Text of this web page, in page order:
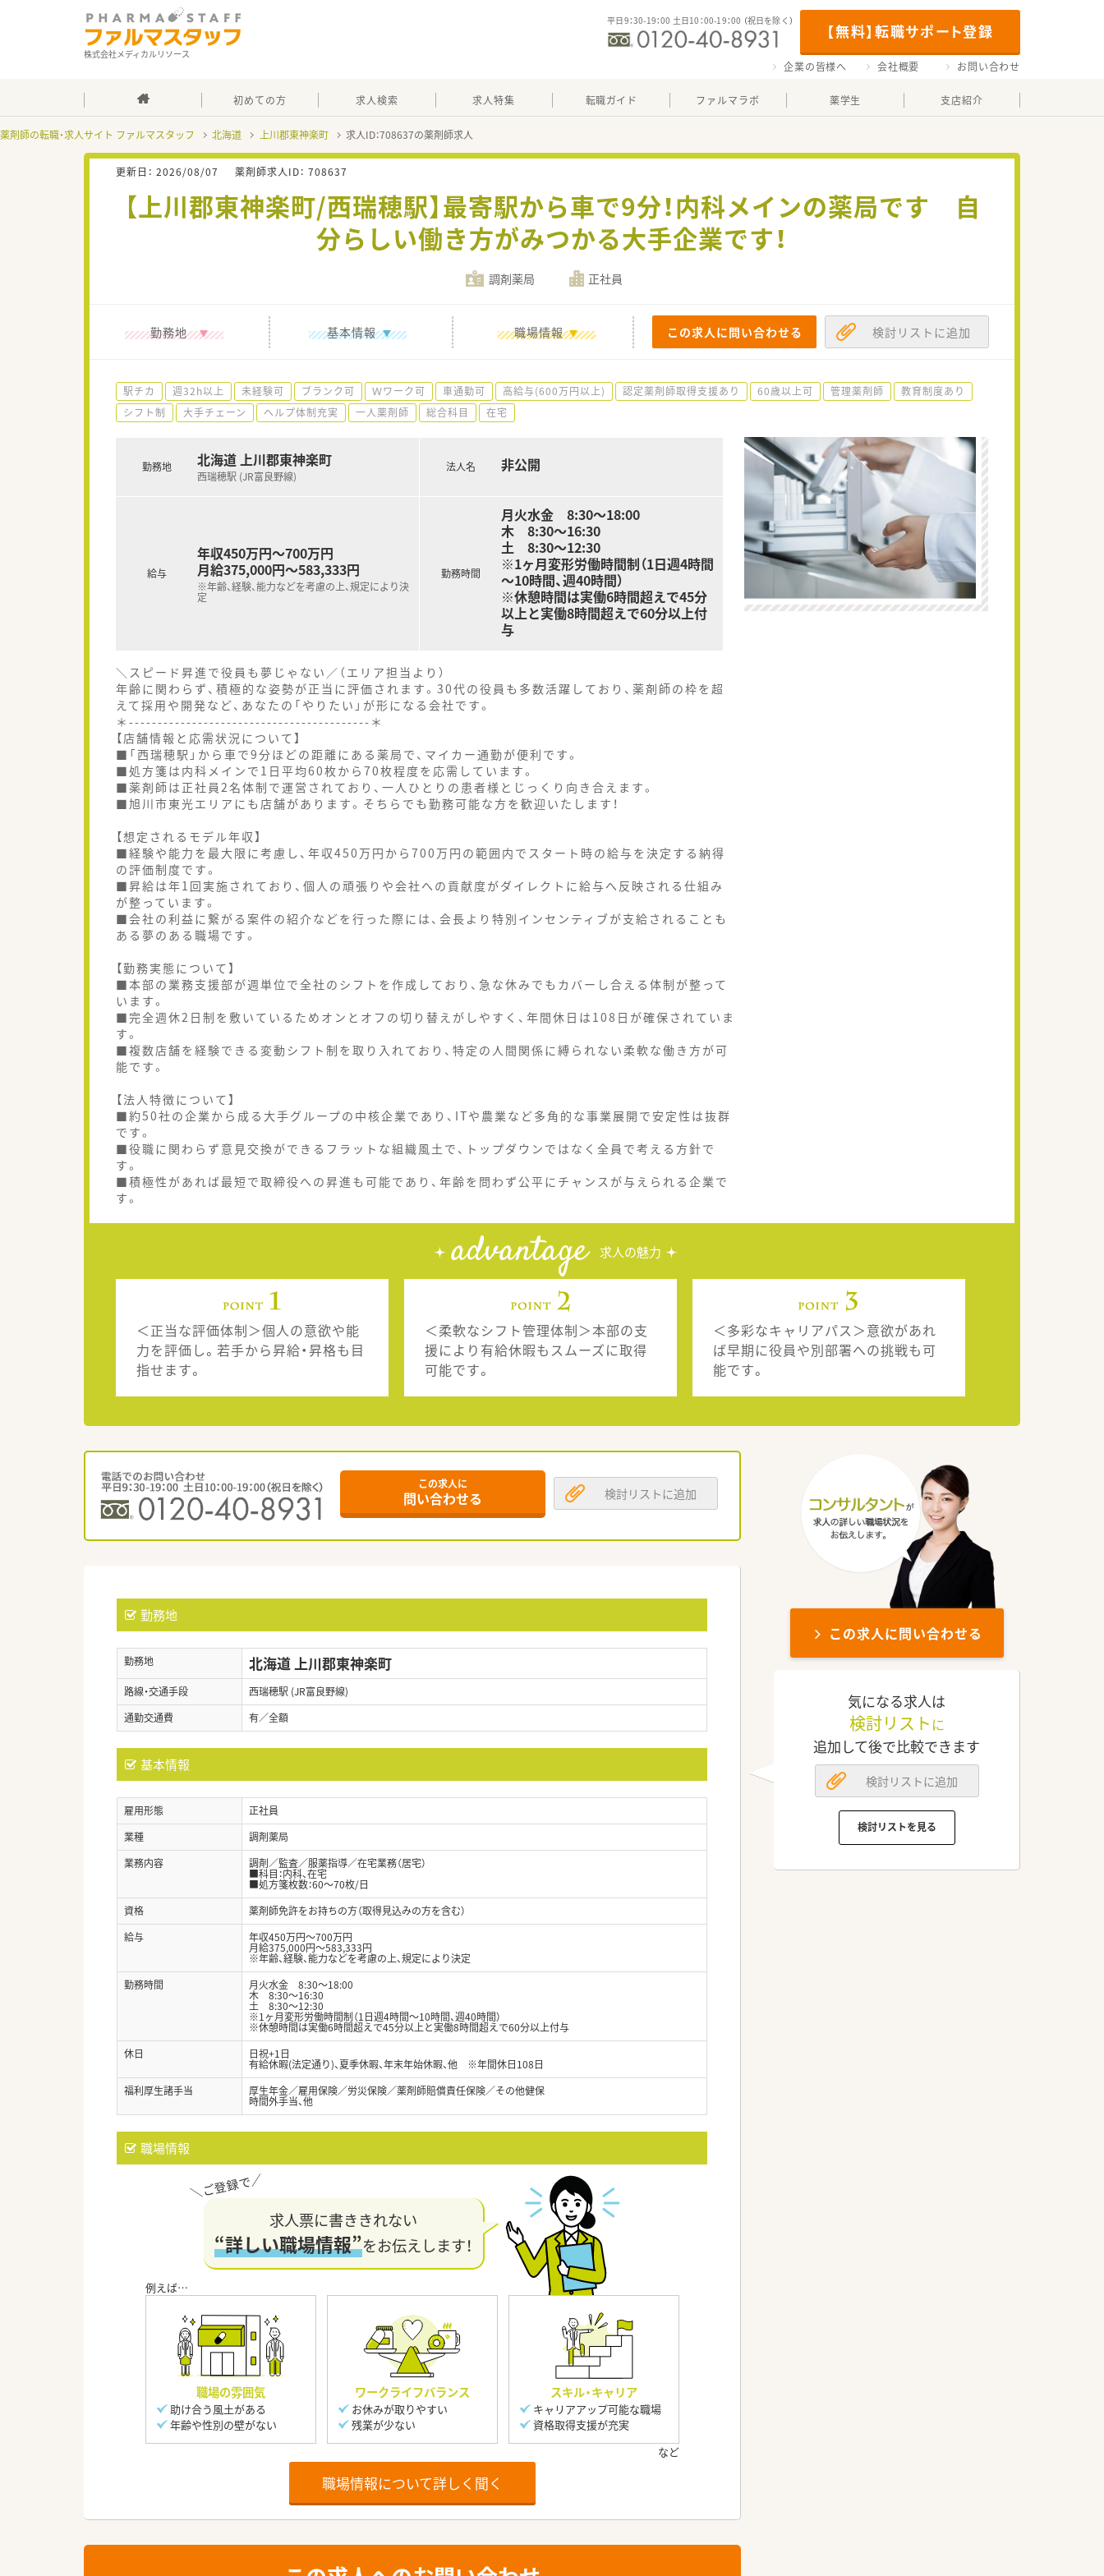
株式会社メディカルリソース
【無料】転職サポート登録
平日9：30-19：00 土日10：00-19：00 （祝日を除く）
企業の皆様へ 会社概要 お問い合わせ
初めての方 求人検索 求人特集 転職ガイド ファルマラボ 薬学生 支店紹介
薬剤師の転職・求人サイト ファルマスタッフ 北海道 上川郡東神楽町 求人ID：708637の薬剤師求人
更新日： 2026/08/07 薬剤師求人ID： 708637
【上川郡東神楽町/西瑞穂駅】最寄駅から車で9分！内科メインの薬局です 自
分らしい働き方がみつかる大手企業です！
調剤薬局 正社員
勤務地 基本情報 職場情報 この求人に問い合わせる 検討リストに追加
駅チカ 週32h以上 未経験可 ブランク可 Ｗワーク可 車通勤可 高給与(600万円以上) 認定薬剤師取得支援あり 60歳以上可 管理薬剤師
教育制度あり
シフト制
大手チェーン ヘルプ体制充実 一人薬剤師 総合科目 在宅
勤務地 北海道 上川郡東神楽町
西瑞穂駅 (JR富良野線)
給与
年収450万円～700万円
月給375,000円～583,333円
※年齢、経験、能力などを考慮の上、規定により決
定
法人名 非公開
勤務時間
月火水金 8:30～18:00
木 8:30～16:30
土 8:30～12:30
※1ヶ月変形労働時間制（1日週4時間
～10時間、週40時間）
※休憩時間は実働6時間超えで45分
以上と実働8時間超えで60分以上付
与
＼スピード昇進で役員も夢じゃない／（エリア担当より）
年齢に関わらず、積極的な姿勢が正当に評価されます。30代の役員も多数活躍しており、薬剤師の枠を超
えて採用や開発など、あなたの「やりたい」が形になる会社です。
＊------------------------------------------＊
【店舗情報と応需状況について】
■「西瑞穂駅」から車で9分ほどの距離にある薬局で、マイカー通勤が便利です。
■処方箋は内科メインで1日平均60枚から70枚程度を応需しています。
■薬剤師は正社員2名体制で運営されており、一人ひとりの患者様とじっくり向き合えます。
■旭川市東光エリアにも店舗があります。そちらでも勤務可能な方を歓迎いたします！
【想定されるモデル年収】
■経験や能力を最大限に考慮し、年収450万円から700万円の範囲内でスタート時の給与を決定する納得
の評価制度です。
■昇給は年1回実施されており、個人の頑張りや会社への貢献度がダイレクトに給与へ反映される仕組み
が整っています。
■会社の利益に繋がる案件の紹介などを行った際には、会長より特別インセンティブが支給されることも
ある夢のある職場です。
【勤務実態について】
■本部の業務支援部が週単位で全社のシフトを作成しており、急な休みでもカバーし合える体制が整って
います。
■完全週休2日制を敷いているためオンとオフの切り替えがしやすく、年間休日は108日が確保されていま
す。
■複数店舗を経験できる変動シフト制を取り入れており、特定の人間関係に縛られない柔軟な働き方が可
能です。
【法人特徴について】
■約50社の企業から成る大手グループの中核企業であり、ITや農業など多角的な事業展開で安定性は抜群
です。
■役職に関わらず意見交換ができるフラットな組織風土で、トップダウンではなく全員で考える方針で
す。
■積極性があれば最短で取締役への昇進も可能であり、年齢を問わず公平にチャンスが与えられる企業で
す。
advantage 求人の魅力
＜正当な評価体制＞個人の意欲や能
力を評価し。若手から昇給・昇格も目
指せます。
＜柔軟なシフト管理体制＞本部の支
援により有給休暇もスムーズに取得
可能です。
＜多彩なキャリアパス＞意欲があれ
ば早期に役員や別部署への挑戦も可
能です。
この求人に
問い合わせる 検討リストに追加
勤務地
勤務地 北海道 上川郡東神楽町
路線・交通手段
西瑞穂駅 (JR富良野線)
通勤交通費
有／全額
基本情報
雇用形態
正社員
業種
調剤薬局
業務内容
調剤／監査／服薬指導／在宅業務（居宅）
■科目：内科、在宅
■処方箋枚数：60～70枚/日
資格
薬剤師免許をお持ちの方（取得見込みの方を含む）
給与
年収450万円～700万円
月給375,000円～583,333円
※年齢、経験、能力などを考慮の上、規定により決定
勤務時間
月火水金 8:30～18:00
木 8:30～16:30
土 8:30～12:30
※1ヶ月変形労働時間制（1日週4時間～10時間、週40時間）
※休憩時間は実働6時間超えで45分以上と実働8時間超えで60分以上付与
休日
日祝+1日
有給休暇(法定通り)、夏季休暇、年末年始休暇、他 ※年間休日108日
福利厚生諸手当
厚生年金／雇用保険／労災保険／薬剤師賠償責任保険／その他健保
時間外手当、他
職場情報
求人票に書ききれない
“詳しい職場情報”をお伝えします！
職場の雰囲気
助け合う風土がある
年齢や性別の壁がない
ワークライフバランス
お休みが取りやすい
残業が少ない
スキル・キャリア
キャリアアップ可能な職場
資格取得支援が充実
職場情報について詳しく聞く
この求人に問い合わせる
気になる求人は
検討リスト に
追加して後で比較できます
検討リストに追加
検討リストを見る